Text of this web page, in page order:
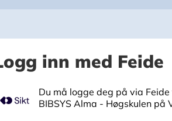
inn med Feide
Du må logge deg på via
BIBSYS Alma - Høgskulen på